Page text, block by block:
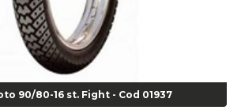
Alargadora Caminhão - COD. 02342
s/ câmara - Caminhão - Cod 01909
s/ câmara - Moto - cod 02973
s/ câmara - Passeio - Cod 00163
Vipstem- Vipal - Cod 02558
90/80-16 st. Fight - Cod 01937